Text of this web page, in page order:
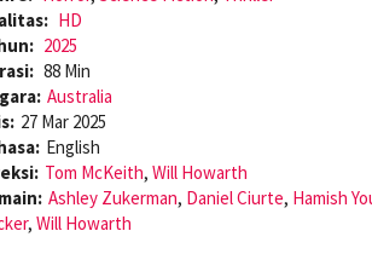
HD
2025
88 Min
Australia
27 Mar 2025
English
Tom McKeith, Will Howarth
Ashley Zukerman, Daniel Ciurte, Hamish
, Will Howarth